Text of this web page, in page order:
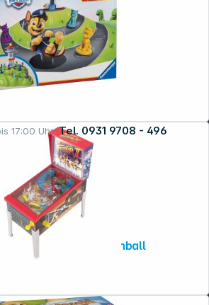
17:00 Uhr: Tel. 0931 9708 - 496
Ravensburger Paw Patrol Lotti Karotti
Ambassador Streetfighter Collectible Pinball